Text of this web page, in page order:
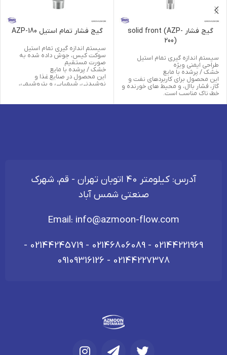
گیج فشار solid front (AZP-
200)
سیستم اندازه گیری تمام استیل
طراحی ایمنی ویژه
خشک / پرشده با مایع
این محصول برای کاربردهای نفت و
گاز، فشار باال، و محیط های خورنده و
خطرناک مناسب است.
گیج فشار تمام استیل AZP-180
سیستم اندازه گیری تمام استیل
سوکت کیس، جوش داده شده به
صورت مستقیم
خشک / پرشده با مایع
این محصول در صنایع غذا و
نوشیدنی، شیمیایی و پتروشیمی،
آدرس: کیلومتر 40 اتوبان تهران - قم، شهرک
صنعتی شمس آباد
Email: info@azmoon-flow.com
02144221969
-
02146806089
-
02144245719
-
02144227378
-
09109316126